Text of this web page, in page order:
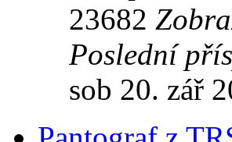
23682
Poslední
sob 20. zář